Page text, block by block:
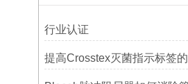
行业认证